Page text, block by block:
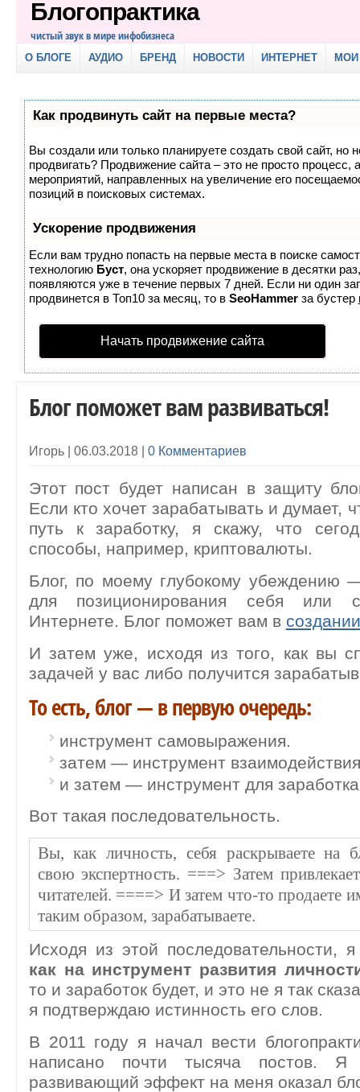
Блогопрактика
чистый звук в мире инфобизнеса
О БЛОГЕ АУДИО БРЕНД НОВОСТИ ИНТЕРНЕТ
Как продвинуть сайт на первые места?
Вы создали или только планируете создать свой сайт, но
продвигать? Продвижение сайта – это не просто процесс,
мероприятий, направленных на увеличение его
позиций в поисковых системах.
Ускорение продвижения
Если вам трудно попасть на первые места в поиске
технологию Буст, она ускоряет продвижение в десятки
появляются уже в течение первых 7 дней. Если ни один
продвинется в Топ10 за месяц, то в SeoHammerза бустер
Начать продвижение сайта
Блог поможет вам развиваться!
Игорь | 06.03.2018 0 Комментариев
Этот пост будет написан в защиту
Если кто хочет зарабатывать и думает,
путь к заработку, я скажу, что
способы, например, криптовалюты.
Блог, по моему глубокому убеждению
для позиционирования себя или
Интернете. Блог поможет вам в
И затем уже, исходя из того, как вы
задачей у вас либо получится
То есть, блог — в первую очередь:
инструмент самовыражения.
затем — инструмент
и затем — инструмент для
Вот такая последовательность.
Вы, как личность, себя раскрываете на
свою экспертность. ===> Затем
читателей. ====> И затем что-то продаете
таким образом, зарабатываете.
Исходя из этой последовательности,
как на инструмент развития
то и заработок будет, и это не я так
я подтверждаю истинность его слов.
В 2011 году я начал вести
написано почти тысяча постов. Я
развивающий эффект на меня оказал